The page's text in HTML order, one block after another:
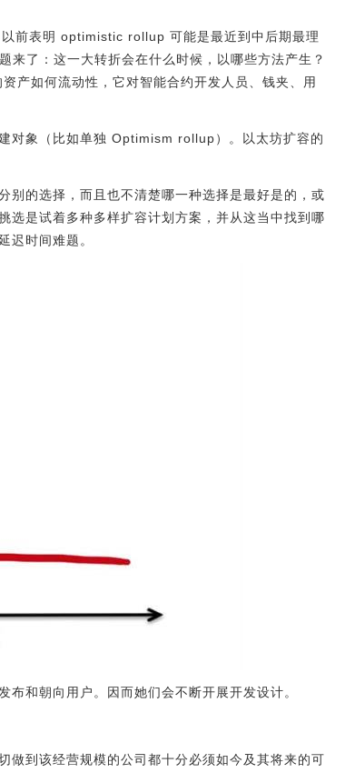
前表明 optimistic rollup 可能是最近到中后期最理
了：这一大转折会在什么时候，以哪些方法产生？
产如何流动性，它对智能合约开发人员、钱夹、用
对象（比如单独 Optimism rollup）。以太坊扩容的
别的选择，而且也不清楚哪一种选择是最好是的，或
选是试着多种多样扩容计划方案，并从这当中找到哪
迟时间难题。
和朝向用户。因而她们会不断开展开发设计。
做到该经营规模的公司都十分必须如今及其将来的可